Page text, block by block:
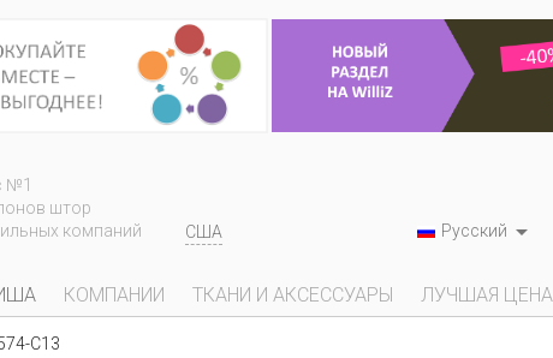
№1
штор
компаний
США
Русский 
КОМПАНИИ ТКАНИ И АКСЕССУАРЫ ЛУЧШАЯ ЦЕНА
С13